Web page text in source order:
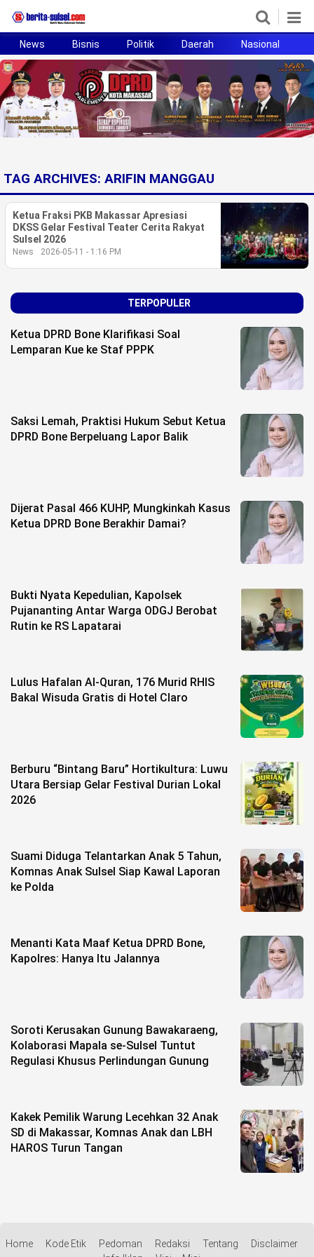
Home
News
Politik
Bisnis
Otomotif
Hukum
Life Style
Profil
More
2026
berita-
sulsel.com
News Bisnis Politik Daerah Nasional
TAG ARCHIVES: ARIFIN MANGGAU
Ketua Fraksi PKB Makassar Apresiasi
DKSS Gelar Festival Teater Cerita Rakyat
Sulsel 2026
News 2026-05-11 - 1:16 PM
TERPOPULER
Ketua DPRD Bone Klarifikasi Soal
Lemparan Kue ke Staf PPPK
Saksi Lemah, Praktisi Hukum Sebut Ketua
DPRD Bone Berpeluang Lapor Balik
Dijerat Pasal 466 KUHP, Mungkinkah Kasus
Ketua DPRD Bone Berakhir Damai?
Bukti Nyata Kepedulian, Kapolsek
Pujananting Antar Warga ODGJ Berobat
Rutin ke RS Lapatarai
Lulus Hafalan Al-Quran, 176 Murid RHIS
Bakal Wisuda Gratis di Hotel Claro
Berburu “Bintang Baru” Hortikultura: Luwu
Utara Bersiap Gelar Festival Durian Lokal
2026
Suami Diduga Telantarkan Anak 5 Tahun,
Komnas Anak Sulsel Siap Kawal Laporan
ke Polda
Menanti Kata Maaf Ketua DPRD Bone,
Kapolres: Hanya Itu Jalannya
Soroti Kerusakan Gunung Bawakaraeng,
Kolaborasi Mapala se-Sulsel Tuntut
Regulasi Khusus Perlindungan Gunung
Kakek Pemilik Warung Lecehkan 32 Anak
SD di Makassar, Komnas Anak dan LBH
HAROS Turun Tangan
Home Kode Etik Pedoman Redaksi Tentang
Disclaimer